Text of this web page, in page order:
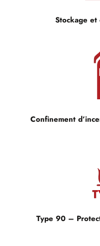
Stockage
Confinement
Type 90 –